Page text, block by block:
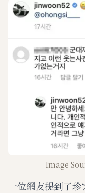
Image
一位網友提到了